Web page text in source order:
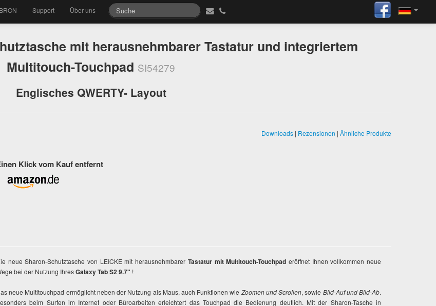
Support Über uns
mit herausnehmbarer Tastatur und integriertem
Multitouch-Touchpad SI54279
Englisches QWERTY- Layout
Downloads | Rezensionen | Ähnliche Produkte
Klick vom Kauf entfernt
neue Sharon-Schutztasche von LEICKE mit herausnehmbarer Tastatur mit Multitouch-Touchpad eröffnet Ihnen vollkommen neue
bei der Nutzung IhresGalaxy Tab S2 9.7" !
neue Multitouchpad ermöglicht neben der Nutzung als Maus, auch Funktionen wie Zoomen und Scrollen, sowie Bild-Auf und Bild-Ab.
beim Surfen im Internet oder Büroarbeiten erleichtert das Touchpad die Bedienung deutlich. Mit der Sharon-Tasche in